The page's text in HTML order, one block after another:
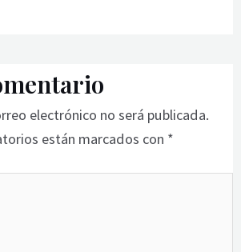
electrónico no será publicada.
están marcados con *